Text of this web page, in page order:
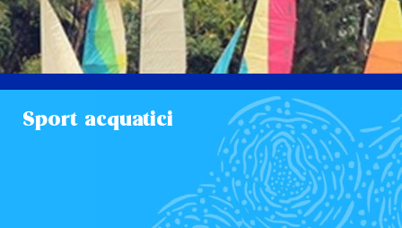
Sport acquatici